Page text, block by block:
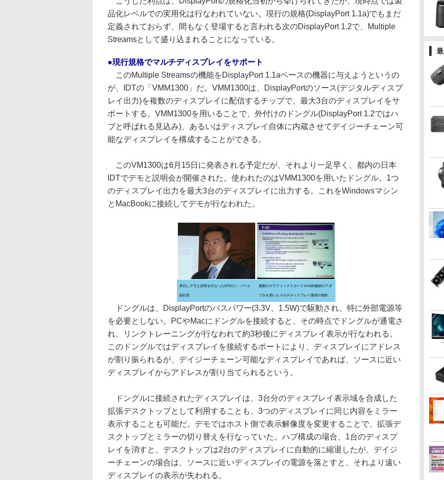
品化レベルでの実用化は行なわれていない。現行の規格(DisplayPort 1.1a)でもまだ
定義されておらず、間もなく登場すると言われる次のDisplayPort 1.2で、Multiple
Streamsとして盛り込まれることになっている。
●現行規格でマルチディスプレイをサポート
このMultiple Streamsの機能をDisplayPort 1.1aベースの機器に与えようというの
が、IDTの「VMM1300」だ。VMM1300は、DisplayPortのソース(デジタルディスプ
レイ出力)を複数のディスプレイに配信するチップで、最大3台のディスプレイをサ
ポートする。VMM1300を用いることで、外付けのドングル(DisplayPort 1.2ではハ
ブと呼ばれる見込み)、あるいはディスプレイ自体に内蔵させてデイジーチェーン可
能なディスプレイを構成することができる。
このVM1300は6月15日に発表される予定だが、それより一足早く、都内の日本
IDTでデモと説明会が開催された。使われたのはVMM1300を用いたドングル。1つ
のディスプレイ出力を最大3台のディスプレイに出力する。これをWindowsマシン
とMacBookに接続してデモが行なわれた。
来日しデモと説明を行なったIDTのジ・パーク
副社長
複数のグラフィックスカードやUSB接続のアダ
プタを用いたマルチディスプレイ環境の制約
ドングルは、DisplayPortのバスパワー(3.3V、1.5W)で駆動され、特に外部電源等
を必要としない。PCやMacにドングルを接続すると、その時点でドングルが通電さ
れ、リンクトレーニングが行なわれて約3秒後にディスプレイ表示が行なわれる。
このドングルではディスプレイを接続するポートにより、ディスプレイにアドレス
が割り振られるが、デイジーチェーン可能なディスプレイであれば、ソースに近い
ディスプレイからアドレスが割り当てられるという。
ドングルに接続されたディスプレイは、3台分のディスプレイ表示域を合成した
拡張デスクトップとして利用することも、3つのディスプレイに同じ内容をミラー
表示することも可能だ。デモではホスト側で表示解像度を変更することで、拡張デ
スクトップとミラーの切り替えを行なっていた。ハブ構成の場合、1台のディスプ
レイを消すと、デスクトップは2台のディスプレイに自動的に縮退したが、デイジ
ーチェーンの場合は、ソースに近いディスプレイの電源を落とすと、それより遠い
ディスプレイの表示が失われる。